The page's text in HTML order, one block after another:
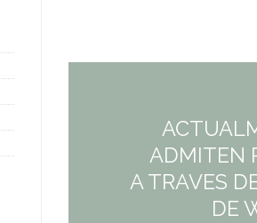
ADMITEN
A TRAVES
DE